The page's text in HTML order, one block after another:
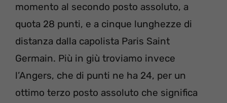
momento al secondo posto assoluto, a
quota 28 punti, e a cinque lunghezze di
distanza dalla capolista Paris Saint
Germain. Più in giù troviamo invece
l’Angers, che di punti ne ha 24, per un
ottimo terzo posto assoluto che significa